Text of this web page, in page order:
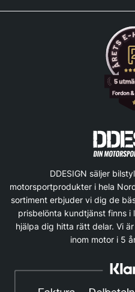
DDESIGN säljer
motorsportprodukter i hela
sortiment erbjuder vi dig de
prisbelönta kundtjänst finns
hjälpa dig hitta rätt delar. Vi
inom motor i 5